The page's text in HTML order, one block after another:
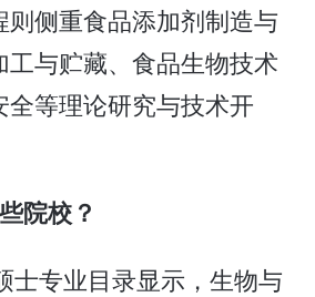
则侧重食品添加剂制造与
工与贮藏、食品生物技术
全等理论研究与技术开
院校？
士专业目录显示，生物与